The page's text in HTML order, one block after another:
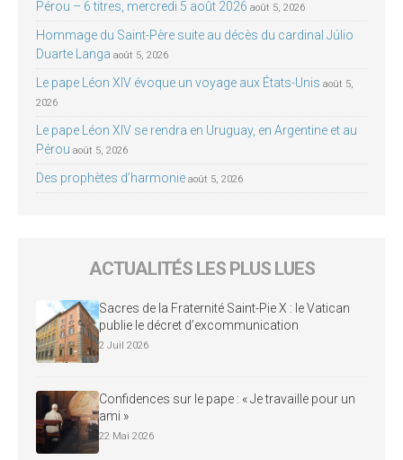
Pérou – 6 titres, mercredi 5 août 2026 août 5, 2026
Hommage du Saint-Père suite au décès du cardinal Júlio
Duarte Langa août 5, 2026
Le pape Léon XIV évoque un voyage aux États-Unis août 5,
2026
Le pape Léon XIV se rendra en Uruguay, en Argentine et au
Pérou août 5, 2026
Des prophètes d’harmonie août 5, 2026
ACTUALITÉS LES PLUS LUES
Sacres de la Fraternité Saint-Pie X : le Vatican
publie le décret d’excommunication
2 Juil 2026
Confidences sur le pape : « Je travaille pour un
ami »
22 Mai 2026